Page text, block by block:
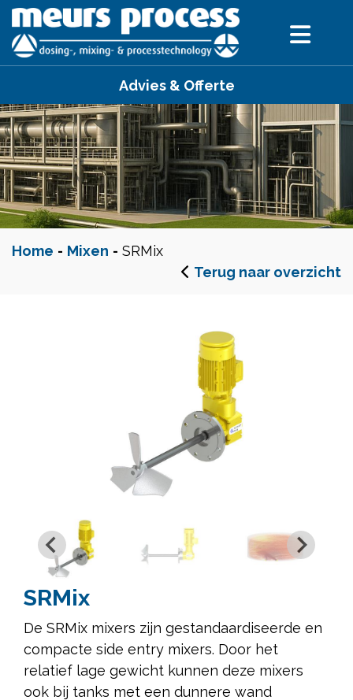
Advies & Offerte
Home - Mixen - SRMix
Terug naar overzicht
SRMix
De SRMix mixers zijn gestandaardiseerde en
compacte side entry mixers. Door het
relatief lage gewicht kunnen deze mixers
ook bij tanks met een dunnere wand